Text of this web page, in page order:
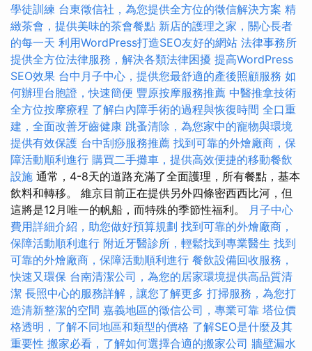
學徒訓練 台東徵信社，為您提供全方位的徵信解決方案 精
緻茶會，提供美味的茶會餐點 新店的護理之家，關心長者
的每一天 利用WordPress打造SEO友好的網站 法律事務所
提供全方位法律服務，解決各類法律困擾 提高WordPress
SEO效果 台中月子中心，提供您最舒適的產後照顧服務 如
何辦理台胞證，快速簡便 豐原按摩服務推薦 中醫推拿技術
全方位按摩療程 了解白內障手術的過程與恢復時間 全口重
建，全面改善牙齒健康 跳蚤清除，為您家中的寵物與環境
提供有效保護 台中刮痧服務推薦 找到可靠的外燴廠商，保
障活動順利進行 購買二手攤車，提供高效便捷的移動餐飲
設施 通常，4-8天的道路充滿了全面護理，所有餐點，基本
飲料和轉移。 維京目前正在提供另外四條密西西比河，但
這將是12月唯一的帆船，而特殊的季節性福利。 月子中心
費用詳細介紹，助您做好預算規劃 找到可靠的外燴廠商，
保障活動順利進行 附近牙醫診所，輕鬆找到專業醫生 找到
可靠的外燴廠商，保障活動順利進行 餐飲設備回收服務，
快速又環保 台南清潔公司，為您的居家環境提供高品質清
潔 長照中心的服務詳解，讓您了解更多 打掃服務，為您打
造清新整潔的空間 嘉義地區的徵信公司，專業可靠 塔位價
格透明，了解不同地區和類型的價格 了解SEO是什麼及其
重要性 搬家必看，了解如何選擇合適的搬家公司 牆壁漏水